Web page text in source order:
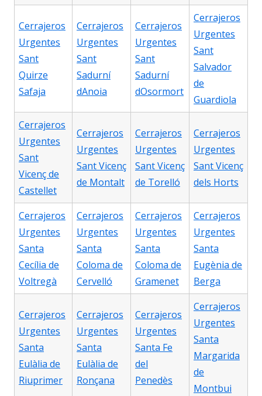
Cerrajeros
Urgentes
Sant
Quirze
Safaja
Cerrajeros
Urgentes
Sant
Sadurní
dAnoia
Cerrajeros
Urgentes
Sant
Sadurní
dOsormort
Cerrajeros
Urgentes
Sant
Salvador
de
Guardiola
Cerrajeros
Urgentes
Sant
Vicenç de
Castellet
Cerrajeros
Urgentes
Sant Vicenç
de Montalt
Cerrajeros
Urgentes
Sant Vicenç
de Torelló
Cerrajeros
Urgentes
Sant Vicenç
dels Horts
Cerrajeros
Urgentes
Santa
Cecília de
Voltregà
Cerrajeros
Urgentes
Santa
Coloma de
Cervelló
Cerrajeros
Urgentes
Santa
Coloma de
Gramenet
Cerrajeros
Urgentes
Santa
Eugènia de
Berga
Cerrajeros
Urgentes
Santa
Eulàlia de
Riuprimer
Cerrajeros
Urgentes
Santa
Eulàlia de
Ronçana
Cerrajeros
Urgentes
Santa Fe
del
Penedès
Cerrajeros
Urgentes
Santa
Margarida
de
Montbui